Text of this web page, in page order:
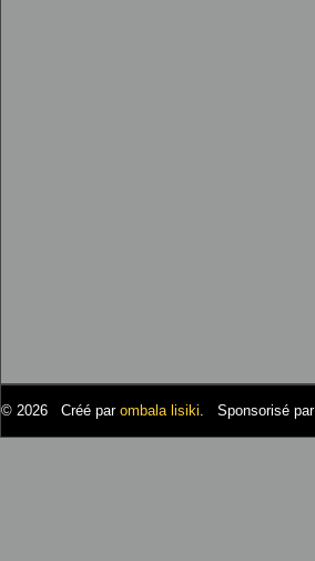
© 2026 Créé par ombala lisiki. Sponsorisé par